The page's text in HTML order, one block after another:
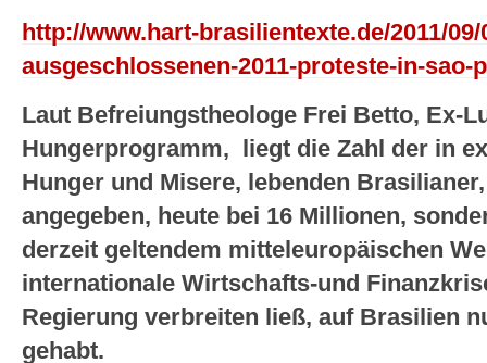
http://www.hart-brasilientexte.de/2011/
ausgeschlossenen-2011-proteste-in-
Laut Befreiungstheologe Frei Betto, Ex-
Hungerprogramm, liegt die Zahl der in
Hunger und Misere, lebenden
angegeben, heute bei 16 Millionen,
derzeit geltendem mitteleuropäischen
internationale Wirtschafts-und
Regierung verbreiten ließ, auf Brasilien
gehabt.